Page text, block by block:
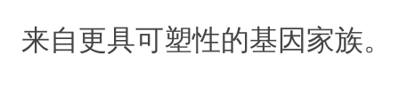
来自更具可塑性的基因家族。